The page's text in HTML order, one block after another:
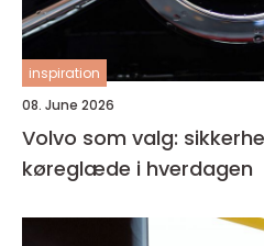
inspiration
08. June 2026
Volvo som valg:
køreglæde i hverdagen